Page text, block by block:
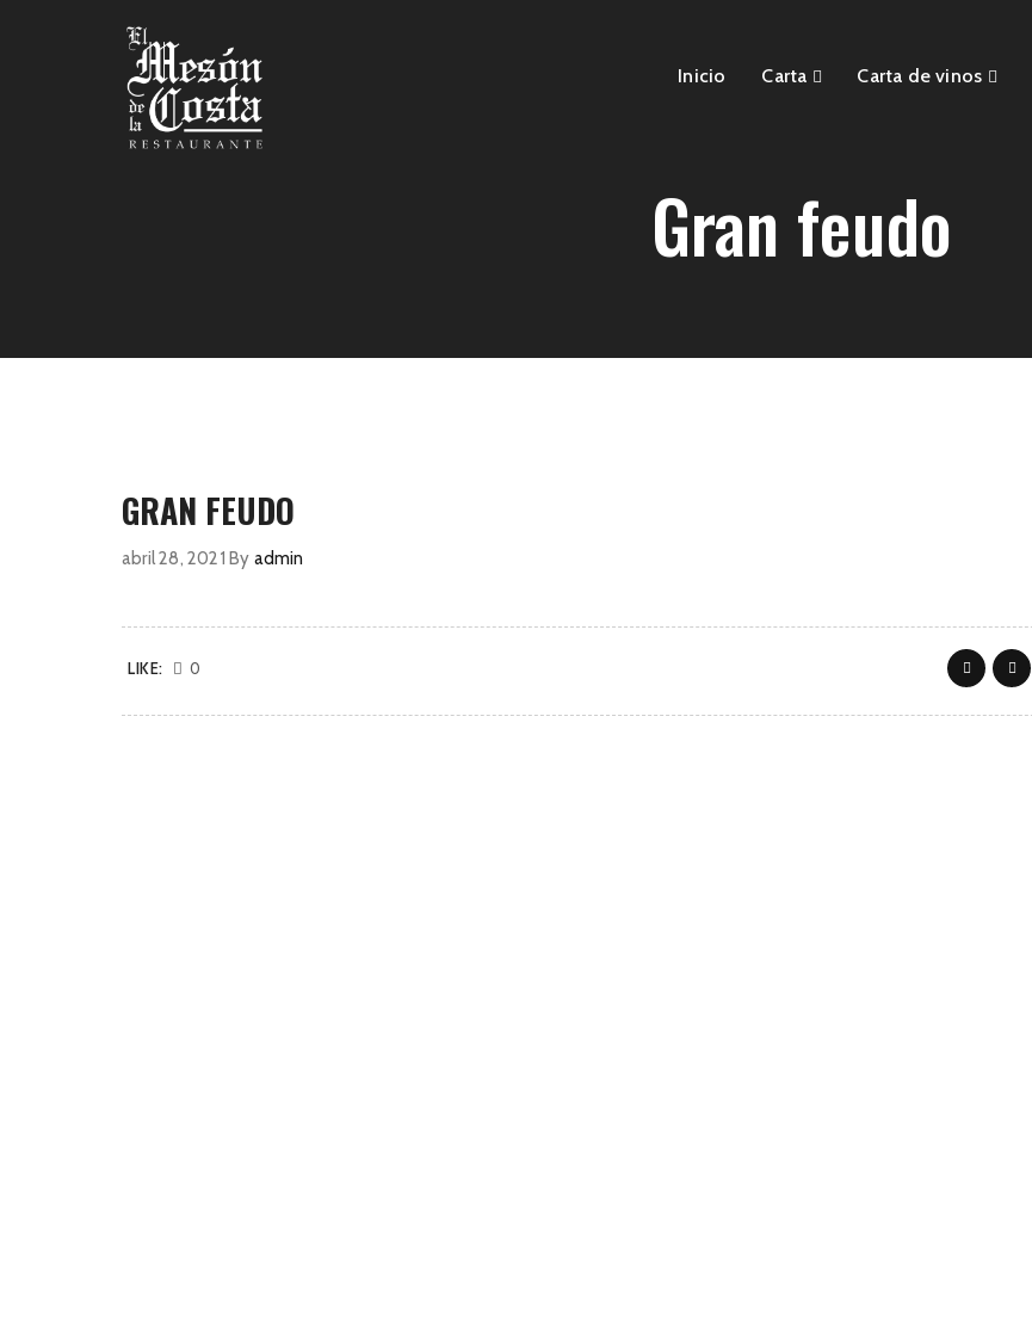
Inicio Carta Carta de vinos
Gran feudo
GRAN FEUDO
abril 28, 2021 By admin
LIKE: 0